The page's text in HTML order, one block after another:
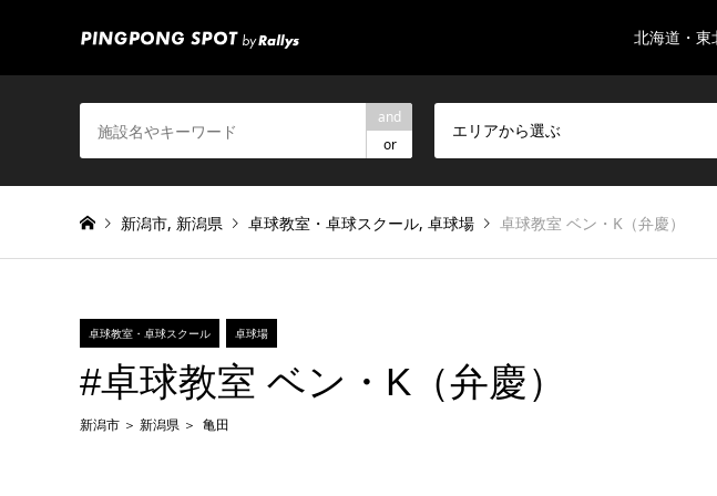
北海道・東
and
or
エリアから選ぶ
新潟市, 新潟県 卓球教室・卓球スクール, 卓球場 卓球教室 ベン・K（弁慶）
卓球教室・卓球スクール 卓球場
#卓球教室 ベン・K（弁慶）
新潟市 新潟県 亀田